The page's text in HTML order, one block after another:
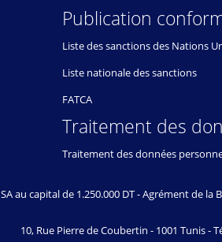
Publication
Liste des sanctions des Nations
Liste nationale des sanctions
FATCA
Traitement des
Traitement des données
SA au capital de 1.250.000 DT - Agrément de la
10, Rue Pierre de Coubertin - 1001 Tunis -